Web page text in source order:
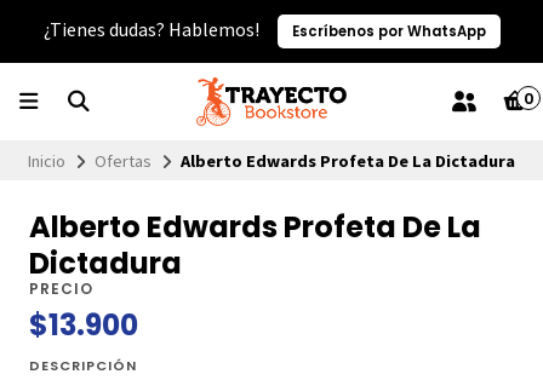
¿Tienes dudas? Hablemos! Escríbenos por WhatsApp
0
Inicio Ofertas Alberto Edwards Profeta De La Dictadura
Alberto Edwards Profeta De La
Dictadura
PRECIO
$13.900
DESCRIPCIÓN